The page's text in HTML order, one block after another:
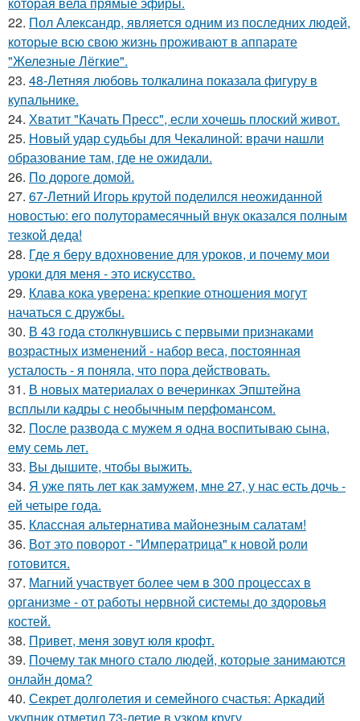
22. Пол Александр, является одним из последних людей,
которые всю свою жизнь проживают в аппарате
"Железные Лёгкие".
23. 48-Летняя любовь толкалина показала фигуру в
купальнике.
24. Хватит "Качать Пресс", если хочешь плоский живот.
25. Новый удар судьбы для Чекалиной: врачи нашли
образование там, где не ожидали.
26. По дороге домой.
27. 67-Летний Игорь крутой поделился неожиданной
новостью: его полуторамесячный внук оказался полным
тезкой деда!
28. Где я беру вдохновение для уроков, и почему мои
уроки для меня - это искусство.
29. Клава кока уверена: крепкие отношения могут
начаться с дружбы.
30. В 43 года столкнувшись с первыми признаками
возрастных изменений - набор веса, постоянная
усталость - я поняла, что пора действовать.
31. В новых материалах о вечеринках Эпштейна
всплыли кадры с необычным перфомансом.
32. После развода с мужем я одна воспитываю сына,
ему семь лет.
33. Вы дышите, чтобы выжить.
34. Я уже пять лет как замужем, мне 27, у нас есть дочь -
ей четыре года.
35. Классная альтернатива майонезным салатам!
36. Вот это поворот - "Императрица" к новой роли
готовится.
37. Магний участвует более чем в 300 процессах в
организме - от работы нервной системы до здоровья
костей.
38. Привет, меня зовут юля крофт.
39. Почему так много стало людей, которые занимаются
онлайн дома?
40. Секрет долголетия и семейного счастья: Аркадий
укупник отметил 73-летие в узком кругу.